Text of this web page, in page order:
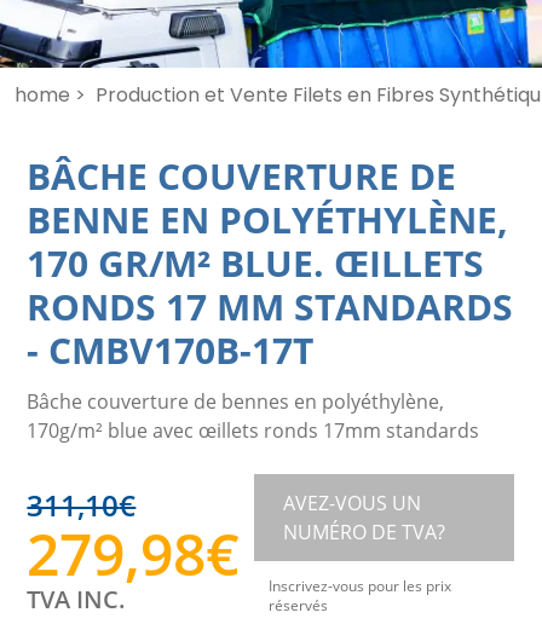
home > Production et Vente Filets en Fibres
BÂCHE COUVERTURE DE
BENNE EN POLYÉTHYLÈNE,
170 GR/M² BLUE. ŒILLETS
RONDS 17 MM STANDARDS
- CMBV170B-17T
Bâche couverture de bennes en polyéthylène,
170g/m² blue avec œillets ronds 17mm standards
311,10€
279,98€
TVA INC.
AVEZ-VOUS UN
NUMÉRO DE TVA?
Inscrivez-vous pour les prix
réservés